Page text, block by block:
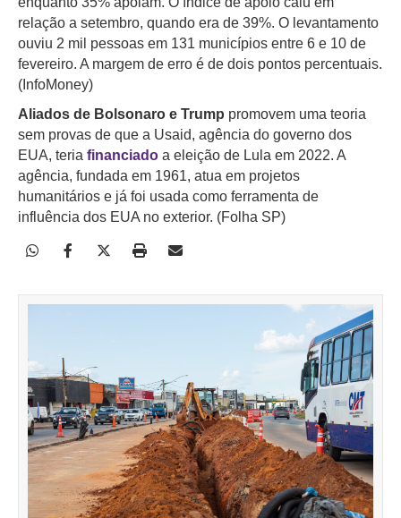
relação a setembro, quando era de 39%. O levantamento
ouviu 2 mil pessoas em 131 municípios entre 6 e 10 de
fevereiro. A margem de erro é de dois pontos percentuais.
(InfoMoney)
Aliados de Bolsonaro e Trump promovem uma teoria
sem provas de que a Usaid, agência do governo dos
EUA, teria financiado a eleição de Lula em 2022. A
agência, fundada em 1961, atua em projetos
humanitários e já foi usada como ferramenta de
influência dos EUA no exterior. (Folha SP)